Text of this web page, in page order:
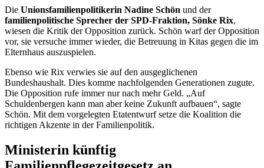
Die Unionsfamilienpolitikerin Nadine Schön und der
familienpolitische Sprecher der SPD-Fraktion, Sönke Rix,
wiesen die Kritik der Opposition zurück. Schön warf der Opposition
vor, sie versuche immer wieder, die Betreuung in Kitas gegen die im
Elternhaus auszuspielen.
Ebenso wie Rix verwies sie auf den ausgeglichenen
Bundeshaushalt. Dies komme nachfolgenden Generationen zugute.
Die Opposition rufe immer nur nach mehr Geld. „Auf
Schuldenbergen kann man aber keine Zukunft aufbauen“, sagte
Schön. Mit dem vorgelegten Etatentwurf setze die Koalition die
richtigen Akzente in der Familienpolitik.
Ministerin künftig